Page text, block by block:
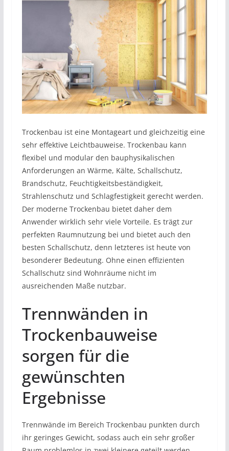
Trockenbau ist eine Montageart und gleichzeitig eine
sehr effektive Leichtbauweise. Trockenbau kann
flexibel und modular den bauphysikalischen
Anforderungen an Wärme, Kälte, Schallschutz,
Brandschutz, Feuchtigkeitsbeständigkeit,
Strahlenschutz und Schlagfestigkeit gerecht werden.
Der moderne Trockenbau bietet daher dem
Anwender wirklich sehr viele Vorteile. Es trägt zur
perfekten Raumnutzung bei und bietet auch den
besten Schallschutz, denn letzteres ist heute von
besonderer Bedeutung. Ohne einen effizienten
Schallschutz sind Wohnräume nicht im
ausreichenden Maße nutzbar.
Trennwänden in
Trockenbauweise
sorgen für die
gewünschten
Ergebnisse
Trennwände im Bereich Trockenbau punkten durch
ihr geringes Gewicht, sodass auch ein sehr großer